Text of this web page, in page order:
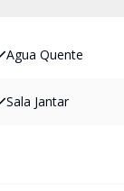
Agua Quente
Sala Jantar